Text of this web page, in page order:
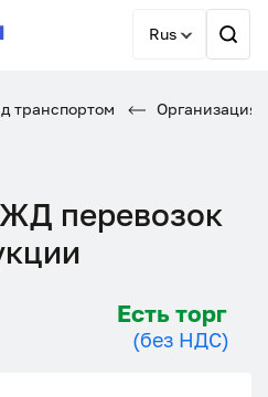
Rus
транспортом Организация
перевозок
Есть торг
(без НДС)